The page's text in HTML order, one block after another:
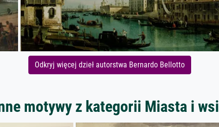
Odkryj więcej dzieł autorstwa Bernardo Bellotto
motywy z kategorii Miasta i